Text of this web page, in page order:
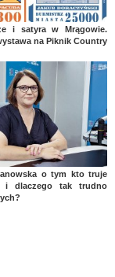
i satyra w Mrągowie.
na Piknik Country
o tym kto truje
i dlaczego tak trudno